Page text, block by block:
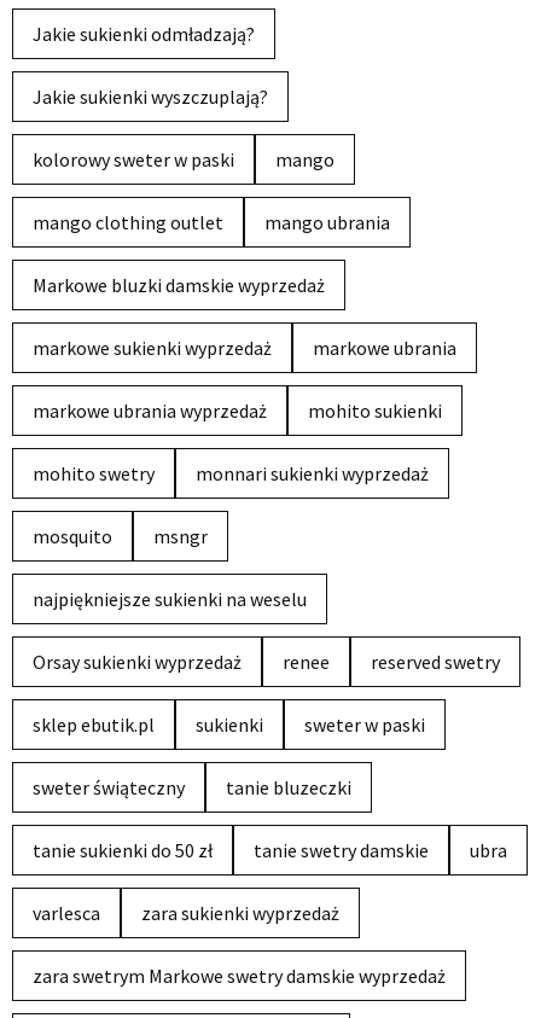
Jakie sukienki odmładzają?
Jakie sukienki wyszczuplają?
kolorowy sweter w paski mango
mango clothing outlet mango ubrania
Markowe bluzki damskie wyprzedaż
markowe sukienki wyprzedaż markowe ubrania
markowe ubrania wyprzedaż mohito sukienki
mohito swetry monnari sukienki wyprzedaż
mosquito msngr
najpiękniejsze sukienki na weselu
Orsay sukienki wyprzedaż renee reserved swetry
sklep ebutik.pl sukienki sweter w paski
sweter świąteczny tanie bluzeczki
tanie sukienki do 50 zł tanie swetry damskie ubra
varlesca zara sukienki wyprzedaż
zara swetrym Markowe swetry damskie wyprzedaż